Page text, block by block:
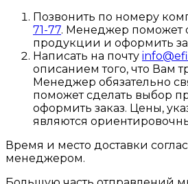
Позвонить по номеру
71-77. Менеджер поможет
продукции и оформить
Написать на почту
описанием того, что Вам
Менеджер обязательно
поможет сделать выбор
оформить заказ. Цены,
являются
Время и место доставки
менеджером.